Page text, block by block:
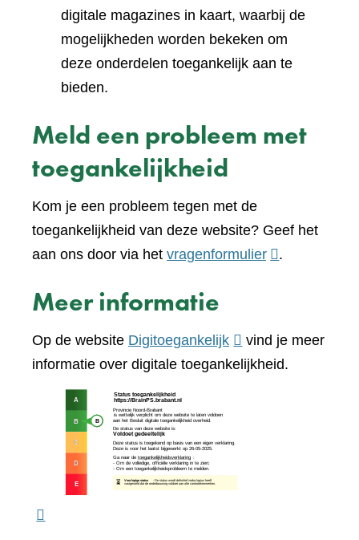
digitale magazines in kaart, waarbij de
mogelijkheden worden bekeken om
deze onderdelen toegankelijk aan te
bieden.
Meld een probleem met
toegankelijkheid
Kom je een probleem tegen met de
toegankelijkheid van deze website? Geef het
aan ons door via het vragenformulier(verwijst
website)
.
Meer informatie
Op de website Digitoegankelijk(verwijst
naar
vind je meer
informatie over digitale toegankelijkheid.